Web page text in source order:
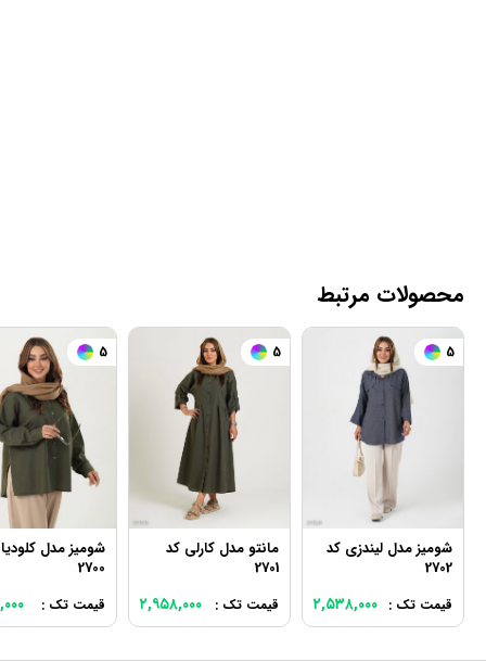
محصولات مرتبط
5
شومیز مدل لیندزی کد
2702
قیمت تک : ۲,۵۳۸,۰۰۰
5
مانتو مدل کارلی کد
2701
قیمت تک : ۲,۹۵۸,۰۰۰
5
شومیز مدل
2700
قیمت تک :